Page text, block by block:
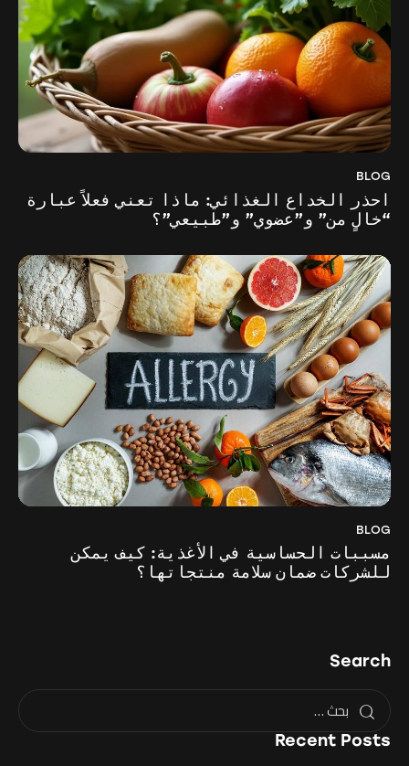
BLOG
احذر الخداع الغذائي: ماذا تعني فعلاً عبارة
“خالٍ من” و”عضوي” و”طبيعي”؟
BLOG
مسببات الحساسية في الأغذية: كيف يمكن
للشركات ضمان سلامة منتجاتها؟
Search
Recent Posts